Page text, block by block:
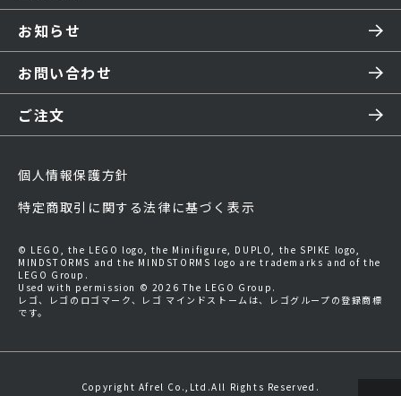
お知らせ
お問い合わせ
ご注文
個人情報保護方針
特定商取引に関する法律に基づく表示
© LEGO, the LEGO logo, the Minifigure, DUPLO, the SPIKE logo,
MINDSTORMS and the MINDSTORMS logo are trademarks and of the
LEGO Group.
Used with permission © 2026 The LEGO Group.
レゴ、レゴのロゴマーク、レゴ マインドストームは、レゴグループの登録商標
です。
Copyright Afrel Co.,Ltd.All Rights Reserved.